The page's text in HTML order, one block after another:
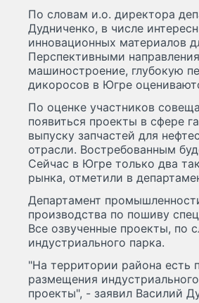
По словам и.о. директора
Дудниченко, в числе
инновационных материалов
Перспективными
машиностроение, глубокую
дикоросов в Югре
По оценке участников
появиться проекты в сфере
выпуску запчастей для
отрасли. Востребованным
Сейчас в Югре только два
рынка, отметили в
Департамент
производства по пошиву
Все озвученные проекты, по
индустриального парка.
"На территории района есть
размещения
проекты", - заявил Василий